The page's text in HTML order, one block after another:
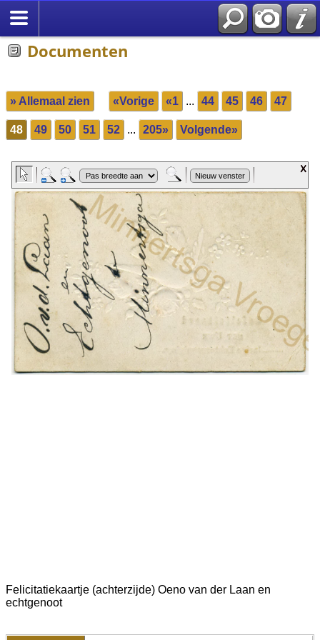
Documenten
» Allemaal zien «Vorige «1 ... 44 45 46 47
48 49 50 51 52 ... 205» Volgende»
Felicitatiekaartje (achterzijde) Oeno van der Laan en
echtgenoot